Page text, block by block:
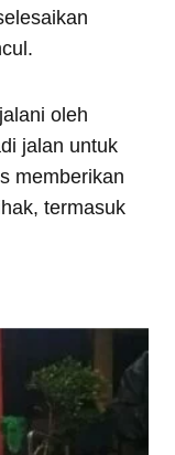
oleh
jalan untuk
memberikan
termasuk